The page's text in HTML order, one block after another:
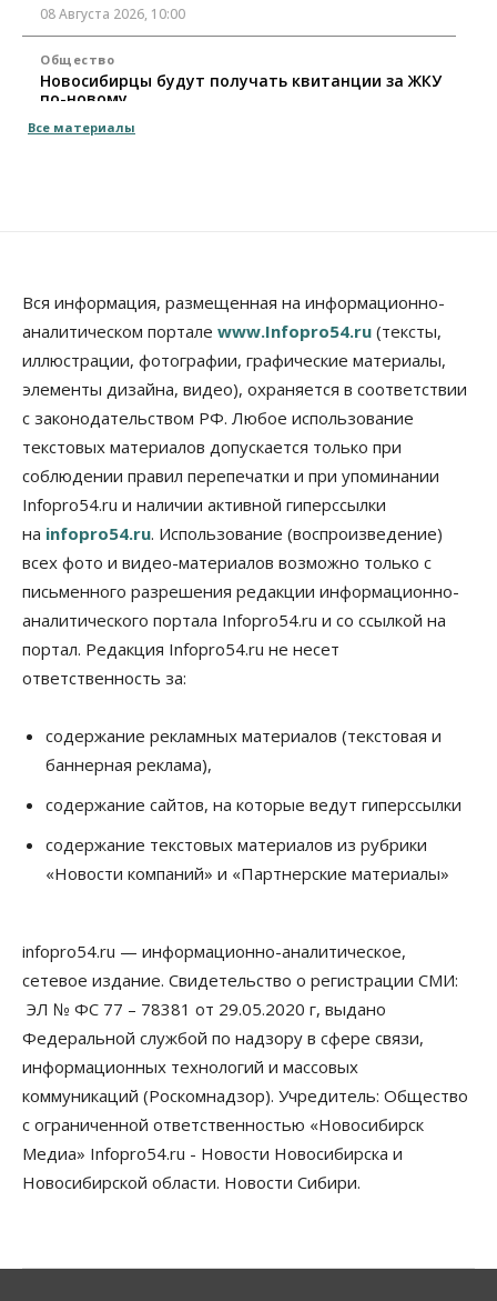
08 Августа 2026, 10:00
Общество
Новосибирцы будут получать квитанции за ЖКУ
по-новому
08 Августа 2026, 09:00
В Новосибирске прошёл митинг
против нового закона о памятниках
07 Августа 2026, 18:00
Бизнес
В аэропорту Толмачёво завершены работы по
бетонированию рулежных дорожек
07 Августа 2026, 17:00
Бизнес Общество
Новосибирцы стали реже оформлять
дома по упрощенной схеме
07 Августа 2026, 16:00
Общество Право&Порядок
Роспотребнадзор изъял почти полторы тонны
мяса в Новосибирской области
Расходы новосибирцев на спорт выросли на 40%
за полгода
07 Августа 2026, 14:35
07 Августа 2026, 14:00
07 Августа 2026, 13:55
Авто Общество
Треть автовладельцев в Новосибирской области
«поставили машины на прикол»
07 Августа 2026, 13:00
Власть
Школы, библиотеки, пешеходные тротуары:
депутаты Госдумы контролируют работы на
социальных объектах
07 Августа 2026, 12:35
Синоптики рассказали о погоде в Новосибирске
Все материалы
Вся информация, размещенная на информационно-
аналитическом портале www.Infopro54.ru (тексты,
иллюстрации, фотографии, графические материалы,
элементы дизайна, видео), охраняется в соответствии
с законодательством РФ. Любое использование
текстовых материалов допускается только при
соблюдении правил перепечатки и при упоминании
Infopro54.ru и наличии активной гиперссылки
на infopro54.ru. Использование (воспроизведение)
всех фото и видео-материалов возможно только с
письменного разрешения редакции информационно-
аналитического портала Infopro54.ru и со ссылкой на
портал. Редакция Infopro54.ru не несет
ответственность за:
содержание рекламных материалов (текстовая и
баннерная реклама),
содержание сайтов, на которые ведут гиперссылки
содержание текстовых материалов из рубрики
«Новости компаний» и «Партнерские материалы»
infopro54.ru — информационно-аналитическое,
сетевое издание. Свидетельство о регистрации СМИ:
ЭЛ № ФС 77 – 78381 от 29.05.2020 г, выдано
Федеральной службой по надзору в сфере связи,
информационных технологий и массовых
коммуникаций (Роскомнадзор). Учредитель: Общество
с ограниченной ответственностью «Новосибирск
Медиа» Infopro54.ru - Новости Новосибирска и
Новосибирской области. Новости Сибири.